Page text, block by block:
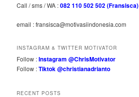
Call / sms / WA :082 110 502 502 (Fransisca)
email : fransisca@motivasiindonesia.com
INSTAGRAM & TWITTER MOTIVATOR
Follow :Instagram @ChrisMotivator
Follow :Tiktok @christianadrianto
RECENT POSTS